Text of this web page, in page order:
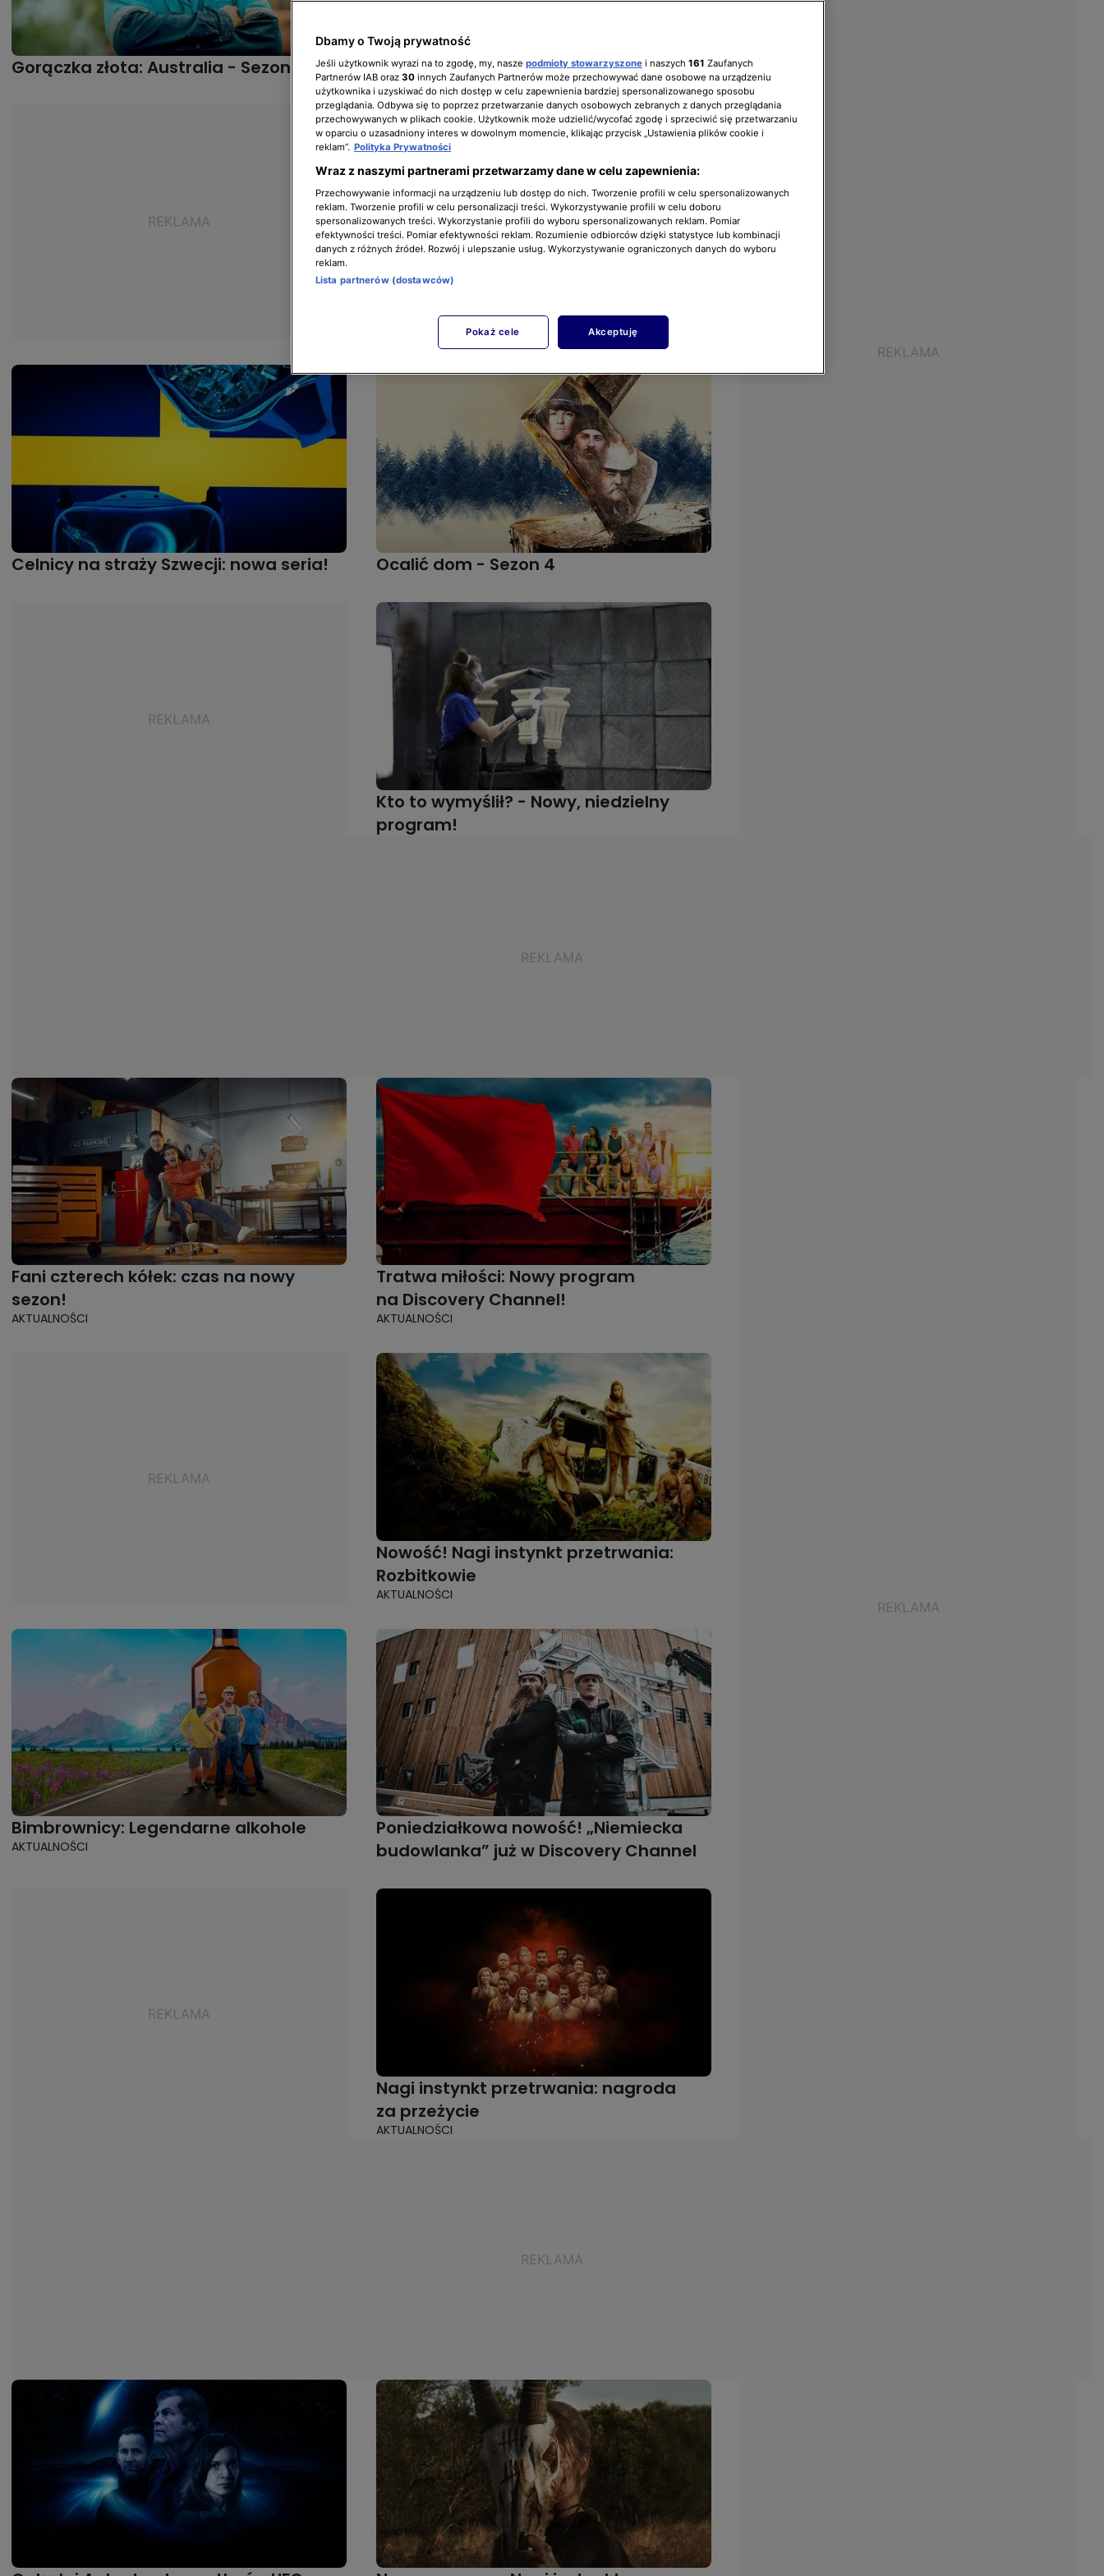
Gorączka złota: Australia - Sezon 4 Gorączka złota - Sezon 14
Dodge - Sezon 2
Celnicy na straży Szwecji: nowa seria! Ocalić dom - Sezon 4
Kto to wymyślił? - Nowy, niedzielny
program!
Fani czterech kółek: czas na nowy
sezon!
AKTUALNOŚCI
Tratwa miłości: Nowy program
na Discovery Channel!
AKTUALNOŚCI
Nowość! Nagi instynkt przetrwania:
Rozbitkowie
AKTUALNOŚCI
Bimbrownicy: Legendarne alkohole
AKTUALNOŚCI
Poniedziałkowa nowość! „Niemiecka
budowlanka” już w Discovery Channel
Nagi instynkt przetrwania: nagroda
za przeżycie
AKTUALNOŚCI
Dbamy o Twoją prywatność
Jeśli użytkownik wyrazi na to zgodę, my, nasze podmioty stowarzyszone i naszych 161 Zaufanych
Partnerów IAB oraz 30 innych Zaufanych Partnerów może przechowywać dane osobowe na urządzeniu
użytkownika i uzyskiwać do nich dostęp w celu zapewnienia bardziej spersonalizowanego sposobu
przeglądania. Odbywa się to poprzez przetwarzanie danych osobowych zebranych z danych przeglądania
przechowywanych w plikach cookie. Użytkownik może udzielić/wycofać zgodę i sprzeciwić się przetwarzaniu
w oparciu o uzasadniony interes w dowolnym momencie, klikając przycisk „Ustawienia plików cookie i
reklam”. Polityka Prywatności
Wraz z naszymi partnerami przetwarzamy dane w celu zapewnienia:
Przechowywanie informacji na urządzeniu lub dostęp do nich. Tworzenie profili w celu spersonalizowanych
reklam. Tworzenie profili w celu personalizacji treści. Wykorzystywanie profili w celu doboru
spersonalizowanych treści. Wykorzystanie profili do wyboru spersonalizowanych reklam. Pomiar
efektywności treści. Pomiar efektywności reklam. Rozumienie odbiorców dzięki statystyce lub kombinacji
danych z różnych źródeł. Rozwój i ulepszanie usług. Wykorzystywanie ograniczonych danych do wyboru
reklam.
Lista partnerów (dostawców)
Pokaż cele Akceptuję